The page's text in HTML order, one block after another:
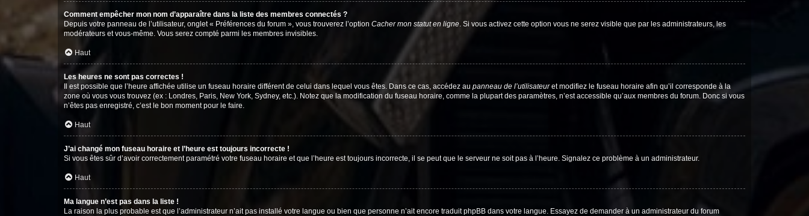
Comment empêcher mon nom d’apparaître dans la liste des membres connectés ?
Depuis votre panneau de l’utilisateur, onglet « Préférences du forum », vous trouverez l’option Cacher mon statut en ligne. Si vous activez cette option vous ne serez visible que par les administrateurs, les
modérateurs et vous-même. Vous serez compté parmi les membres invisibles.
Haut
Les heures ne sont pas correctes !
Il est possible que l’heure affichée utilise un fuseau horaire différent de celui dans lequel vous êtes. Dans ce cas, accédez au panneau de l’utilisateuret modifiez le fuseau horaire afin qu’il corresponde à la
zone où vous vous trouvez (ex : Londres, Paris, New York, Sydney, etc.). Notez que la modification du fuseau horaire, comme la plupart des paramètres, n’est accessible qu’aux membres du forum. Donc si vous
n’êtes pas enregistré, c’est le bon moment pour le faire.
Haut
J’ai changé mon fuseau horaire et l’heure est toujours incorrecte !
Si vous êtes sûr d’avoir correctement paramétré votre fuseau horaire et que l’heure est toujours incorrecte, il se peut que le serveur ne soit pas à l’heure. Signalez ce problème à un administrateur.
Haut
Ma langue n’est pas dans la liste !
La raison la plus probable est que l’administrateur n’ait pas installé votre langue ou bien que personne n’ait encore traduit phpBB dans votre langue. Essayez de demander à un administrateur du forum